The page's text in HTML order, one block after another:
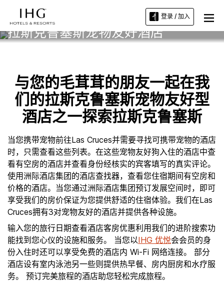
登录 / 加入
拉斯克鲁塞斯宠物友好酒店
与您的毛茸茸的朋友一起在我
们的拉斯克鲁塞斯宠物友好型
酒店之一探索拉斯克鲁塞斯
当您携带宠物前往Las Cruces并需要寻找可携带宠物的酒店
时，只需查看这些列表。在这些宠物友好狗入住的酒店中查
看有空房的酒店并查看身份经核实的宾客填写的真实评论。
使用洲际酒店集团的酒店查找器，查看您住宿期间有空房和
价格的酒店。当您通过洲际酒店集团预订发展空间时，即可
享受我们的房价保证为您提供舒适的住宿体验。我们在Las
Cruces拥有3对宠物友好的酒店并提供各种设施。
输入您的旅行日期查看酒店客房优惠利用我们的进阶搜索功
能找到您心仪的设施和服务。 当您以IHG 优悦会会员的身
份入住时还可以享受免费的酒店内 Wi-Fi 网络连接。 部分
酒店设有室内泳池另一些则提供热早餐、房内厨房和水疗服
务。 预订完美旅程的酒店助您轻松完成旅程。